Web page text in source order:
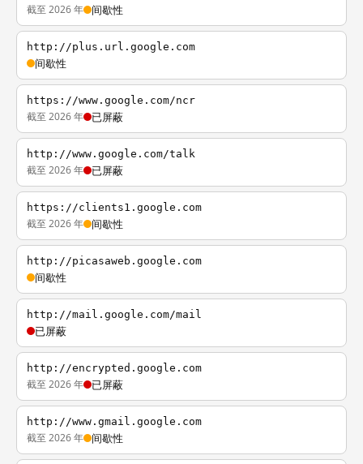
截至 2026 年 间歇性
http://plus.url.google.com
间歇性
https://www.google.com/ncr
截至 2026 年 已屏蔽
http://www.google.com/talk
截至 2026 年 已屏蔽
https://clients1.google.com
截至 2026 年 间歇性
http://picasaweb.google.com
间歇性
http://mail.google.com/mail
已屏蔽
http://encrypted.google.com
截至 2026 年 已屏蔽
http://www.gmail.google.com
截至 2026 年 间歇性